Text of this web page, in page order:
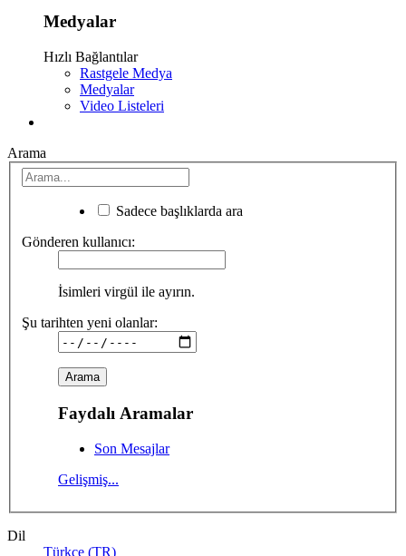
Medyalar
Hızlı Bağlantılar
Rastgele Medya
Medyalar
Video Listeleri
Arama
Sadece başlıklarda ara
Gönderen kullanıcı:
İsimleri virgül ile ayırın.
Şu tarihten yeni olanlar:
Faydalı Aramalar
Son Mesajlar
Gelişmiş...
Dil
Türkçe (TR)